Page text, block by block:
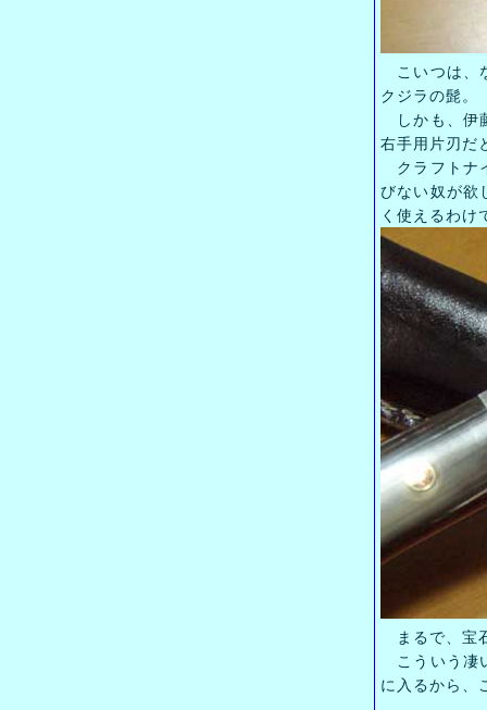
こいつは、
クジラの髭。
しかも、伊
右手用片刃だ
クラフトナ
びない奴が欲
く使えるわけ
まるで、宝
こういう凄
に入るから、